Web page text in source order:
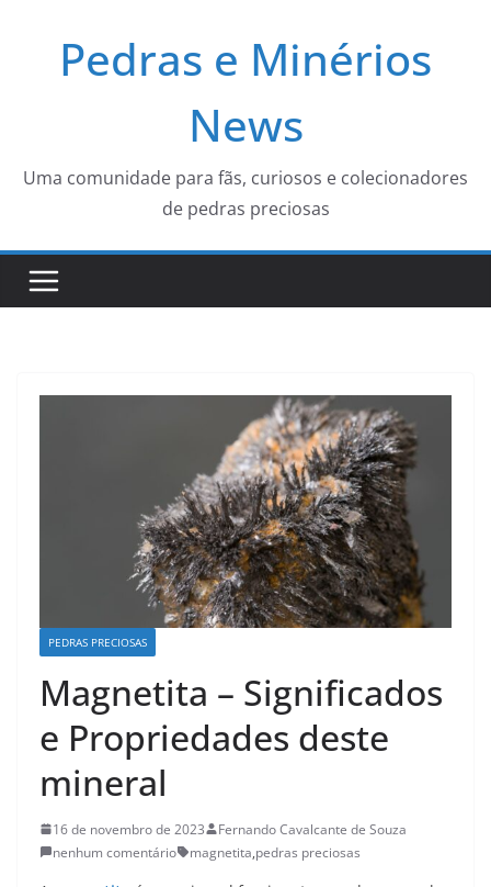
Pedras e Minérios
News
Uma comunidade para fãs, curiosos e colecionadores
de pedras preciosas
PEDRAS PRECIOSAS
Magnetita – Significados
e Propriedades deste
mineral
16 de novembro de 2023
Fernando Cavalcante de Souza
nenhum comentário
magnetita,pedras preciosas